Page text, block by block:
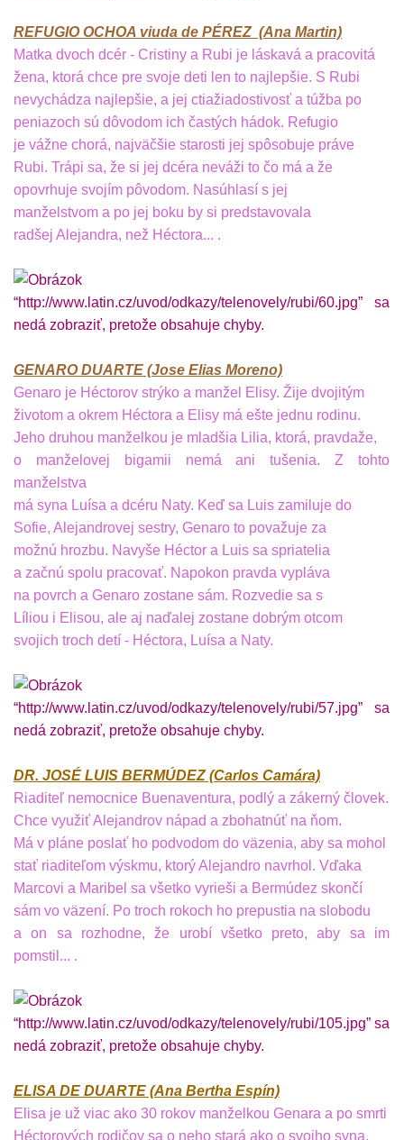
REFUGIO OCHOA viuda de PÉREZ (Ana Martin)
Matka dvoch dcér - Cristiny a Rubi je láskavá a pracovitá
žena, ktorá chce pre svoje deti len to najlepšie. S Rubi
nevychádza najlepšie, a jej ctiažiadostivosť a túžba po
peniazoch sú dôvodom ich častých hádok. Refugio
je vážne chorá, najväčšie starosti jej spôsobuje práve
Rubi. Trápi sa, že si jej dcéra neváži to čo má a že
opovrhuje svojím pôvodom. Nasúhlasí s jej
manželstvom a po jej boku by si predstavovala
radšej Alejandra, než Héctora... .
GENARO DUARTE (Jose Elias Moreno)
Genaro je Héctorov strýko a manžel Elisy. Žije dvojitým
životom a okrem Héctora a Elisy má ešte jednu rodinu.
Jeho druhou manželkou je mladšia Lilia, ktorá, pravdaže,
o manželovej bigamii nemá ani tušenia. Z tohto
manželstva
má syna Luísa a dcéru Naty. Keď sa Luis zamiluje do
Sofie, Alejandrovej sestry, Genaro to považuje za
možnú hrozbu. Navyše Héctor a Luis sa spriatelia
a začnú spolu pracovať. Napokon pravda vypláva
na povrch a Genaro zostane sám. Rozvedie sa s
Líliou i Elisou, ale aj naďalej zostane dobrým otcom
svojich troch detí - Héctora, Luísa a Naty.
DR. JOSÉ LUIS BERMÚDEZ (Carlos Camára)
Riaditeľ nemocnice Buenaventura, podlý a zákerný človek.
Chce využiť Alejandrov nápad a zbohatnúť na ňom.
Má v pláne poslať ho podvodom do väzenia, aby sa mohol
stať riaditeľom výskmu, ktorý Alejandro navrhol. Vďaka
Marcovi a Maribel sa všetko vyrieši a Bermúdez skončí
sám vo väzení. Po troch rokoch ho prepustia na slobodu
a on sa rozhodne, že urobí všetko preto, aby sa im
pomstil... .
ELISA DE DUARTE (Ana Bertha Espín)
Elisa je už viac ako 30 rokov manželkou Genara a po smrti
Héctorových rodičov sa o neho stará ako o svojho syna.